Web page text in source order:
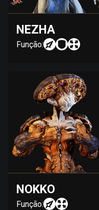
NEZHA
Função:
NOKKO
Função: